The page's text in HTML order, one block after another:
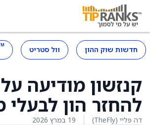
חדשות שוק ההון וול סטריט
קנזשון מודיעה
להחזר הון לבעלי
דה פליי (TheFly) 19 במרץ 2026